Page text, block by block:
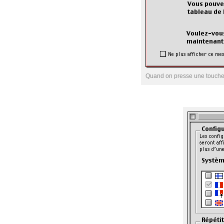
Quand on presse une touche